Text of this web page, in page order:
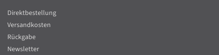
Direktbestellung
Versandkosten
Rückgabe
Newsletter